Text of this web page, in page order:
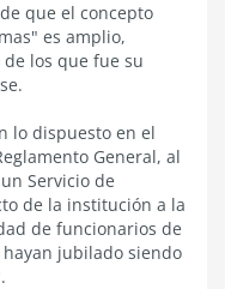
que el concepto
es amplio,
los que fue su
lo dispuesto en el
General, al
Servicio de
de la institución a la
de funcionarios de
jubilado siendo